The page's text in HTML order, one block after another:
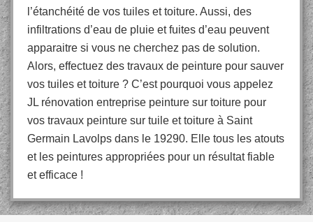
l’étanchéité de vos tuiles et toiture. Aussi, des
infiltrations d’eau de pluie et fuites d’eau peuvent
apparaitre si vous ne cherchez pas de solution.
Alors, effectuez des travaux de peinture pour sauver
vos tuiles et toiture ? C’est pourquoi vous appelez
JL rénovation entreprise peinture sur toiture pour
vos travaux peinture sur tuile et toiture à Saint
Germain Lavolps dans le 19290. Elle tous les atouts
et les peintures appropriées pour un résultat fiable
et efficace !